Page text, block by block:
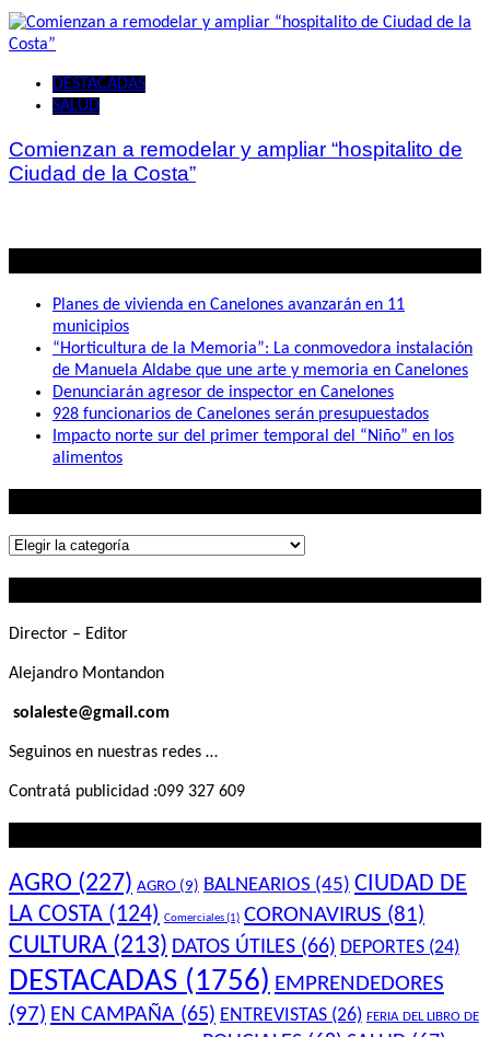
DESTACADAS
SALUD
Comienzan a remodelar y ampliar “hospitalito de
Ciudad de la Costa”
Planes de vivienda en Canelones avanzarán en 11
municipios
“Horticultura de la Memoria”: La conmovedora instalación
de Manuela Aldabe que une arte y memoria en Canelones
Denunciarán agresor de inspector en Canelones
928 funcionarios de Canelones serán presupuestados
Impacto norte sur del primer temporal del “Niño” en los
alimentos
Lo
Director – Editor
Alejandro Montandon
solaleste@gmail.com
Seguinos en nuestras redes …
Contratá publicidad :099 327 609
AGRO (227) AGRO (9) BALNEARIOS (45) CIUDAD DE
LA COSTA (124) Comerciales(1) CORONAVIRUS (81)
CULTURA (213) DATOS ÚTILES (66) DEPORTES (24)
DESTACADAS (1756) EMPRENDEDORES
(97) EN CAMPAÑA (65) ENTREVISTAS (26) FERIA DEL LIBRO DE